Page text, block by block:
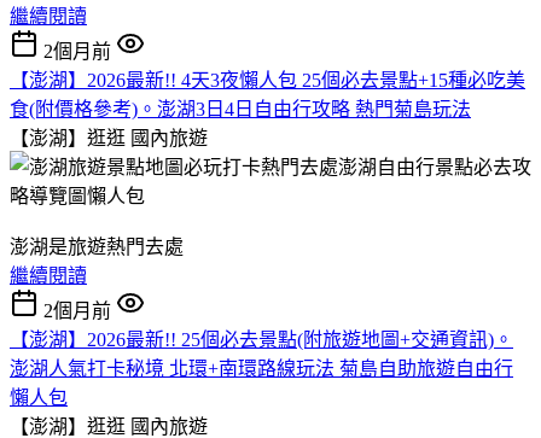
繼續閱讀
2個月前
【澎湖】2026最新!! 4天3夜懶人包 25個必去景點+15種必吃美
食(附價格參考)。澎湖3日4日自由行攻略 熱門菊島玩法
【澎湖】逛逛 國內旅遊
​澎湖是旅遊熱門去處
繼續閱讀
2個月前
【澎湖】2026最新!! 25個必去景點(附旅遊地圖+交通資訊)。
澎湖人氣打卡秘境 北環+南環路線玩法 菊島自助旅遊自由行
懶人包
【澎湖】逛逛 國內旅遊